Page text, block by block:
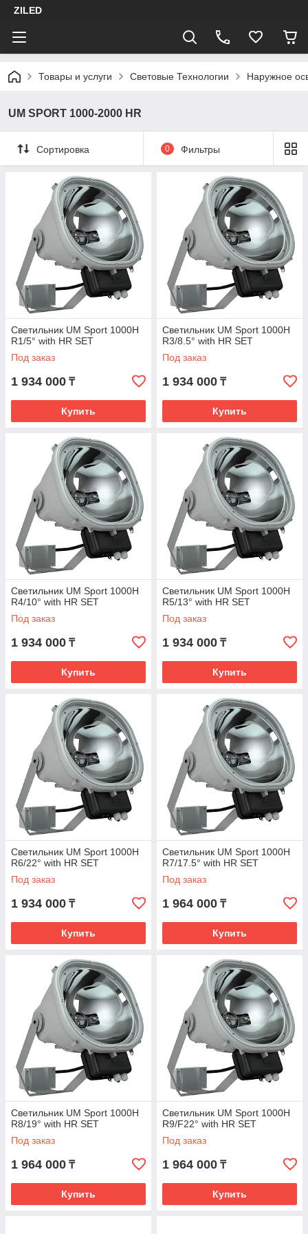
ZILED
Товары и услуги Световые Технологии Наружное
UM SPORT 1000-2000 HR
Сортировка 0 Фильтры
Светильник UM Sport 1000H
R1/5° with HR SET
Под заказ
1 934 000 ₸
Купить
Светильник UM Sport 1000H
R3/8.5° with HR SET
Под заказ
1 934 000 ₸
Купить
Светильник UM Sport 1000H
R4/10° with HR SET
Под заказ
1 934 000 ₸
Купить
Светильник UM Sport 1000H
R5/13° with HR SET
Под заказ
1 934 000 ₸
Купить
Светильник UM Sport 1000H
R6/22° with HR SET
Под заказ
1 934 000 ₸
Купить
Светильник UM Sport 1000H
R7/17.5° with HR SET
Под заказ
1 964 000 ₸
Купить
Светильник UM Sport 1000H
R8/19° with HR SET
Под заказ
1 964 000 ₸
Купить
Светильник UM Sport 1000H
R9/F22° with HR SET
Под заказ
1 964 000 ₸
Купить